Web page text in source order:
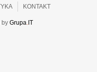
KONTAKT
by Grupa. IT